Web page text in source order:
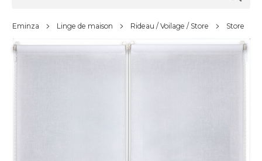
Eminza Linge de maison Rideau / Voilage / Store Store